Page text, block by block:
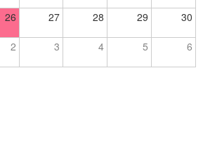
26 27 28 29 30
2 3 4 5 6